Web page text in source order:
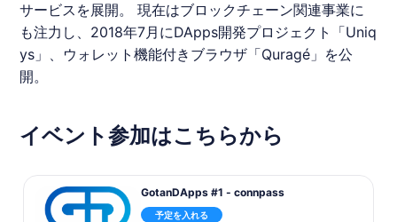
サービスを展開。 現在はブロックチェーン関連事業に
も注力し、2018年7月にDApps開発プロジェクト「Uniq
ys」、ウォレット機能付きブラウザ「Quragé」を公
開。
イベント参加はこちらから
GotanDApps #1 - connpass
予定を入れる